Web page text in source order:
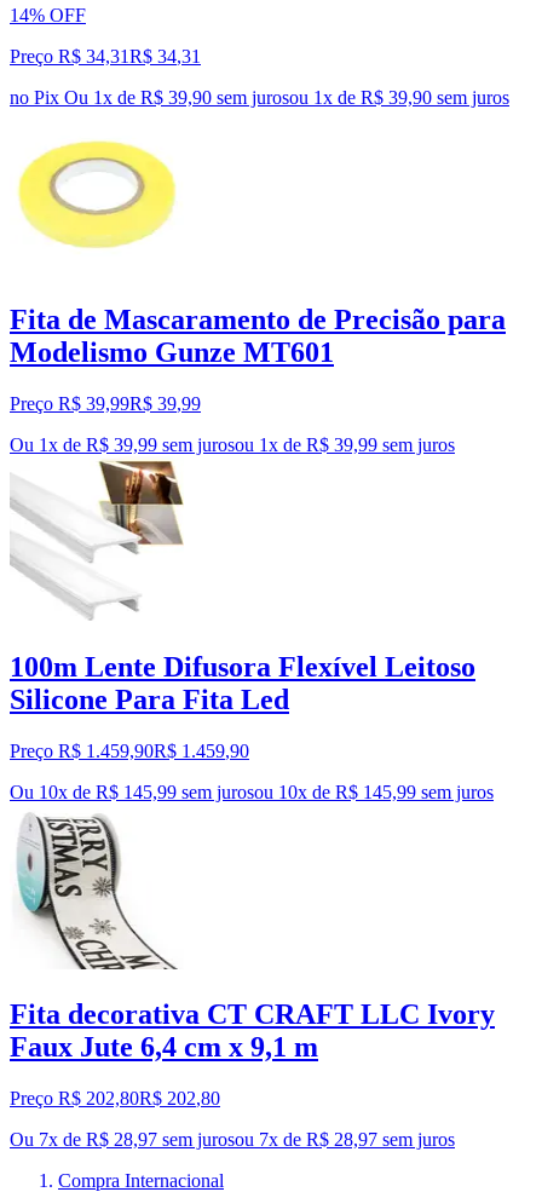
14% OFF
Preço R$ 34,31R$ 34,31
no Pix Ou 1x de R$ 39,90 sem jurosou 1x de R$ 39,90 sem juros
Fita de Mascaramento de Precisão para
Modelismo Gunze MT601
Preço R$ 39,99R$ 39,99
Ou 1x de R$ 39,99 sem jurosou 1x de R$ 39,99 sem juros
100m Lente Difusora Flexível Leitoso
Silicone Para Fita Led
Preço R$ 1.459,90R$ 1.459,90
Ou 10x de R$ 145,99 sem jurosou 10x de R$ 145,99 sem juros
Fita decorativa CT CRAFT LLC Ivory
Faux Jute 6,4 cm x 9,1 m
Preço R$ 202,80R$ 202,80
Ou 7x de R$ 28,97 sem jurosou 7x de R$ 28,97 sem juros
Compra Internacional